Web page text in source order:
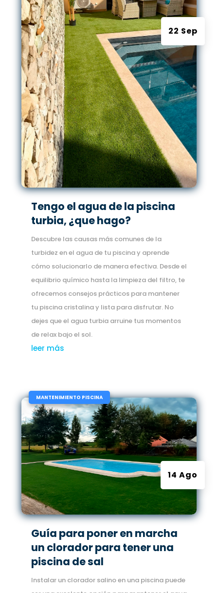
Tengo el agua de la piscina
turbia, ¿que hago?
22 Sep
Descubre las causas más comunes de la
turbidez en el agua de tu piscina y aprende
cómo solucionarlo de manera efectiva. Desde el
equilibrio químico hasta la limpieza del filtro, te
ofrecemos consejos prácticos para mantener
tu piscina cristalina y lista para disfrutar. No
dejes que el agua turbia arruine tus momentos
de relax bajo el sol.
leer más
Guía para poner en marcha
un clorador para tener una
piscina de sal
14 Ago
| MANTENIMIENTO PISCINA
Instalar un clorador salino en una piscina puede